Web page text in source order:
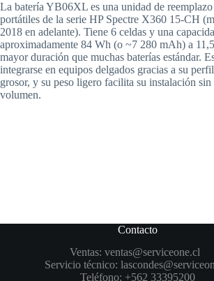
La batería YB06XL es una unidad de
portátiles de la serie HP Spectre X360 15-CH
2018 en adelante). Tiene 6 celdas y una
aproximadamente 84 Wh (o ~7 280 mAh) a
mayor duración que muchas baterías estándar.
integrarse en equipos delgados gracias a su
grosor, y su peso ligero facilita su instalación
volumen.
Contacto
Ventas: ventas@serviceone.cl
Servicio técnico:
Teléfono: +562 33395200